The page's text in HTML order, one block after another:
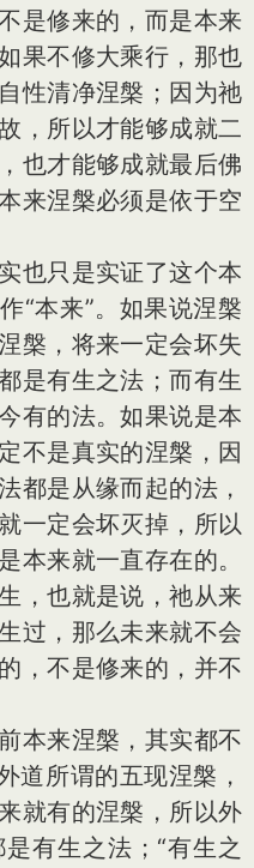
是修来的，而是本来
果不修大乘行，那也
性清净涅槃；因为祂
，所以才能够成就二
也才能够成就最后佛
来涅槃必须是依于空
只是实证了这个本
“本来”。如果说涅槃
槃，将来一定会坏失
是有生之法；而有生
有的法。如果说是本
不是真实的涅槃，因
都是从缘而起的法，
一定会坏灭掉，所以
本来就一直存在的。
，也就是说，祂从来
过，那么未来就不会
，不是修来的，并不
来涅槃，其实都不
道所谓的五现涅槃，
就有的涅槃，所以外
有生之法；“有生之